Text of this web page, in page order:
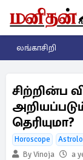
லங்காசிறி
சிற்றின்ப
தெரியுமா?
Horoscope
By Vinoja
a